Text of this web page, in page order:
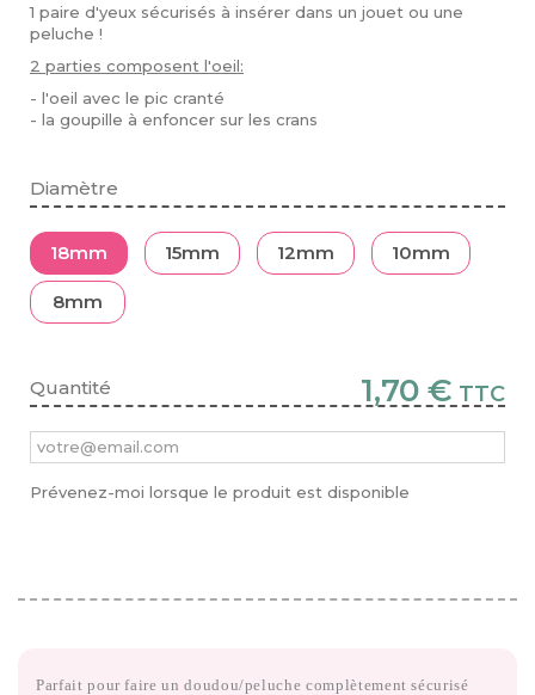
1 paire d'yeux sécurisés à insérer dans un jouet ou une
peluche !
2 parties composent l'oeil:
- l'oeil avec le pic cranté
- la goupille à enfoncer sur les crans
Diamètre
18mm 15mm 12mm 10mm
8mm
Quantité 1,70 € TTC
Prévenez-moi lorsque le produit est disponible
Parfait pour faire un doudou/peluche complètement sécurisé